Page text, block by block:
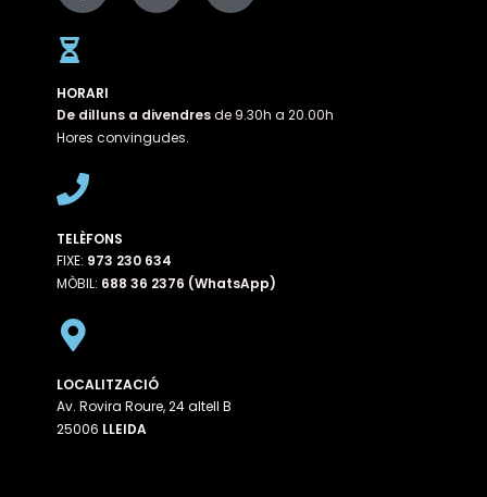
HORARI
De dilluns a divendresde 9.30h a 20.00h
Hores convingudes.
TELÈFONS
FIXE: 973 230 634
MÒBIL: 688 36 2376 (WhatsApp)
LOCALITZACIÓ
Av. Rovira Roure, 24 altell B
25006 LLEIDA